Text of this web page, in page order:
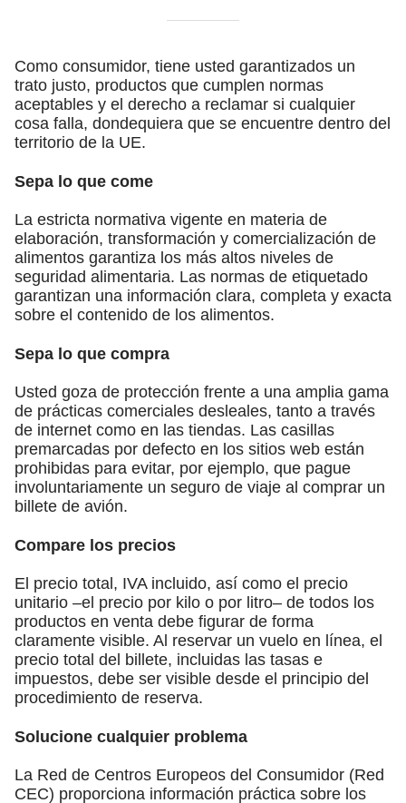
Como consumidor, tiene usted garantizados un
trato justo, productos que cumplen normas
aceptables y el derecho a reclamar si cualquier
cosa falla, dondequiera que se encuentre dentro del
territorio de la UE.
Sepa lo que come
La estricta normativa vigente en materia de
elaboración, transformación y comercialización de
alimentos garantiza los más altos niveles de
seguridad alimentaria. Las normas de etiquetado
garantizan una información clara, completa y exacta
sobre el contenido de los alimentos.
Sepa lo que compra
Usted goza de protección frente a una amplia gama
de prácticas comerciales desleales, tanto a través
de internet como en las tiendas. Las casillas
premarcadas por defecto en los sitios web están
prohibidas para evitar, por ejemplo, que pague
involuntariamente un seguro de viaje al comprar un
billete de avión.
Compare los precios
El precio total, IVA incluido, así como el precio
unitario –el precio por kilo o por litro– de todos los
productos en venta debe figurar de forma
claramente visible. Al reservar un vuelo en línea, el
precio total del billete, incluidas las tasas e
impuestos, debe ser visible desde el principio del
procedimiento de reserva.
Solucione cualquier problema
La Red de Centros Europeos del Consumidor (Red
CEC) proporciona información práctica sobre los